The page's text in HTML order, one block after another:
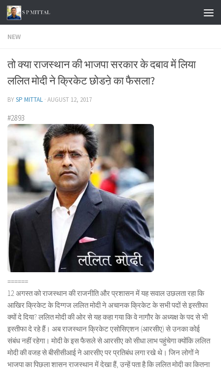
Skip to content
NEW
तो क्या राजस्थान की भाजपा सरकार के दबाव में लिया
ललित मोदी ने क्रिकेट छोडऩे का फैसला?
BYSP MITTAL · AUGUST 12, 2017
#2893
======
12 अगस्त को राजस्थान की राजनीति और प्रशासन में यह सवाल उछलता रहा कि
आखिर क्रिकेट के दिग्गज ललित मोदी ने अचानक क्रिकेट के सभी पदों से इस्तीफा
क्यों दे दिया? ललित मोदी की ओर से यह कहा गया कि वे नागौर के अध्यक्ष के पद से भी
इस्तीफा दे रहे हैं। अब राजस्थान क्रिकेट एसोसिएशन (आरसीए) से उनका कोई
संबंध नहीं रहेगा। मोदी के इस फैसले से आरसीए को सीधा लाभ पहुंचेगा क्योंकि ललित
मोदी की वजह से बीसीसीआई ने आरसीए पर प्रतिबंध लगा रखे थे। जिन लोगों ने
भाजपा का पिछला शासन राजस्थान में देखा हैं, उन्हें पता है कि ललित मोदी का कितना